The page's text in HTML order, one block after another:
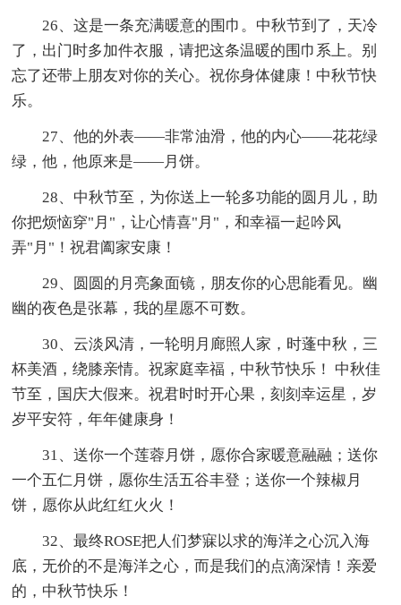
26、这是一条充满暖意的围巾。中秋节到了，天冷
了，出门时多加件衣服，请把这条温暖的围巾系上。别
忘了还带上朋友对你的关心。祝你身体健康！中秋节快
乐。
27、他的外表――非常油滑，他的内心――花花绿
绿，他，他原来是――月饼。
28、中秋节至，为你送上一轮多功能的圆月儿，助
你把烦恼穿"月"，让心情喜"月"，和幸福一起吟风
弄"月"！祝君阖家安康！
29、圆圆的月亮象面镜，朋友你的心思能看见。幽
幽的夜色是张幕，我的星愿不可数。
30、云淡风清，一轮明月廊照人家，时蓬中秋，三
杯美酒，绕膝亲情。祝家庭幸福，中秋节快乐！ 中秋佳
节至，国庆大假来。祝君时时开心果，刻刻幸运星，岁
岁平安符，年年健康身！
31、送你一个莲蓉月饼，愿你合家暖意融融；送你
一个五仁月饼，愿你生活五谷丰登；送你一个辣椒月
饼，愿你从此红红火火！
32、最终ROSE把人们梦寐以求的海洋之心沉入海
底，无价的不是海洋之心，而是我们的点滴深情！亲爱
的，中秋节快乐！